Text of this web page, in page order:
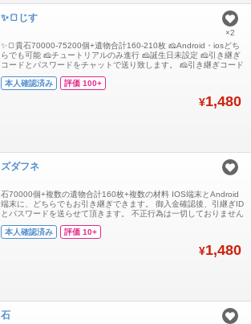
✨🍞じす
✨🍞貴石70000-75200個+遺物合計160-210枚 🧀Android・iosどち
らでも可能 🧀チュートリアルのみ進行 🧀誕生日未設定 🧀引き継ぎ
コードとパスワードをチャットで送り致します。 🧀引き継ぎコード
ご自身で必ず再設定をお願いいたします。
本人確認済み 評価 100+
¥1,480
×2
ズダフネ
石70000個+複数の遺物合計160枚+複数の材料 IOS端末とAndroid
端末に、どちらでもお引き継ぎできます。 御入金確認後、引継ぎID
とパスワードを送らせて頂きます。 不正行為は一切しておりません
本人確認済み
評価 10+
¥1,480
石